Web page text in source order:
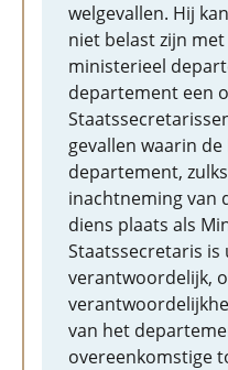
welgevallen. Hij
niet belast zijn
ministerieel
departement een
gevallen waarin
departement,
inachtneming van
diens plaats als
Staatssecretaris
verantwoordelijk,
van het
overeenkomstige